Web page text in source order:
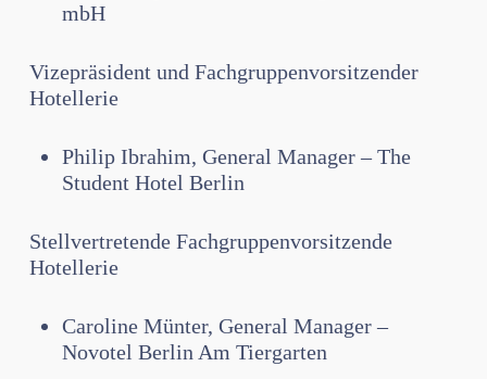
mbH
Vizepräsident und Fachgruppenvorsitzender
Hotellerie
Philip Ibrahim, General Manager – The
Student Hotel Berlin
Stellvertretende Fachgruppenvorsitzende
Hotellerie
Caroline Münter, General Manager –
Novotel Berlin Am Tiergarten